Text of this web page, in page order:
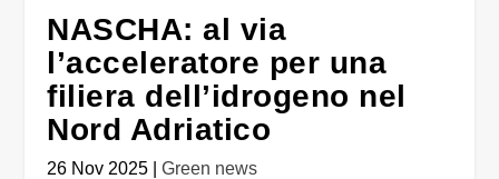
NASCHA: al via
l’acceleratore per una
filiera dell’idrogeno nel
Nord Adriatico
26 Nov 2025 |Green news